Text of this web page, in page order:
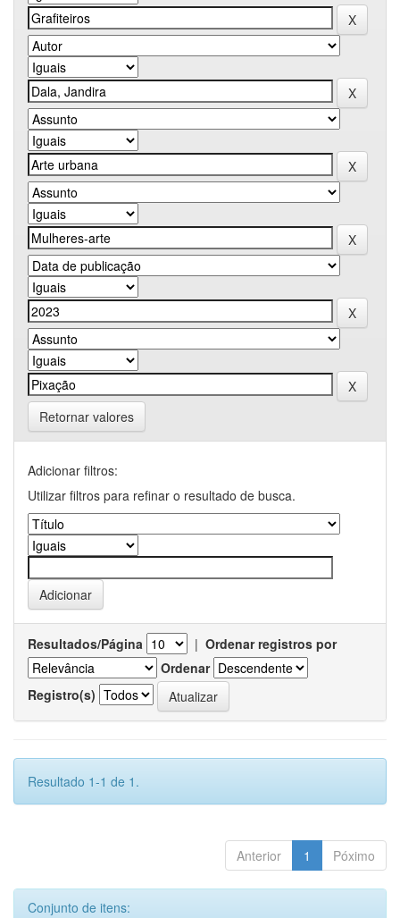
Retornar valores
Adicionar filtros:
Utilizar filtros para refinar o resultado de busca.
Resultados/Página | Ordenar registros por
Ordenar
Registro(s)
Resultado 1-1 de 1.
Anterior 1 Póximo
Conjunto de itens: